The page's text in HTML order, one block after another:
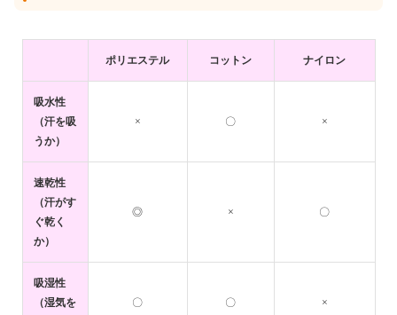
ポリエステル コットン ナイロン
吸水性
（汗を吸
うか）
× 〇 ×
速乾性
（汗がす
ぐ乾く
か）
◎ × 〇
吸湿性
（湿気を
〇 〇 ×